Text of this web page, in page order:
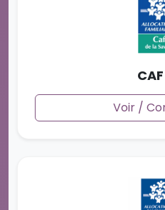
Voir /